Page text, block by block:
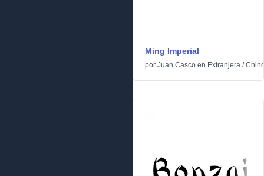
Ming Imperial
por Juan Casco en Extranjera /